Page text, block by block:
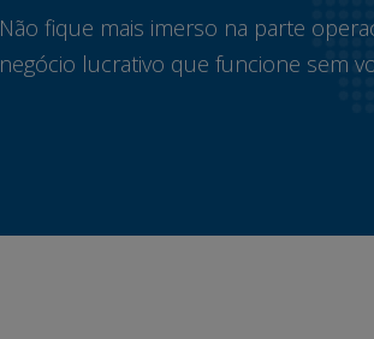
Não fique mais imerso na parte
negócio lucrativo que funcione sem